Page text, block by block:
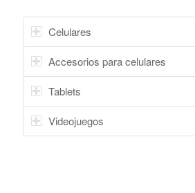
Celulares
Accesorios para celulares
Tablets
Videojuegos